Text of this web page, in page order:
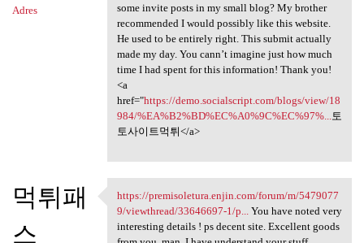
Adres
some invite posts in my small blog? My brother
recommended I would possibly like this website.
He used to be entirely right. This submit actually
made my day. You cann’t imagine just how much
time I had spent for this information! Thank you!
<a
href="https://demo.socialscript.com/blogs/view/18
984/%EA%B2%BD%EC%A0%9C%EC%97%...토
토사이트먹튀</a>
먹튀패
스
https://premisoletura.enjin
https://premisoletura.enjin.com/forum/m/5479077
9/viewthread/33646697-1/p...
You have noted very
interesting details ! ps decent site. Excellent goods